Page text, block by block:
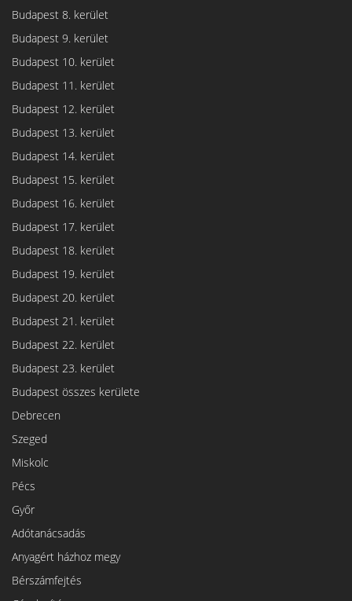
Budapest 8. kerület
Budapest 9. kerület
Budapest 10. kerület
Budapest 11. kerület
Budapest 12. kerület
Budapest 13. kerület
Budapest 14. kerület
Budapest 15. kerület
Budapest 16. kerület
Budapest 17. kerület
Budapest 18. kerület
Budapest 19. kerület
Budapest 20. kerület
Budapest 21. kerület
Budapest 22. kerület
Budapest 23. kerület
Budapest összes kerülete
Debrecen
Szeged
Miskolc
Pécs
Győr
Adótanácsadás
Anyagért házhoz megy
Bérszámfejtés